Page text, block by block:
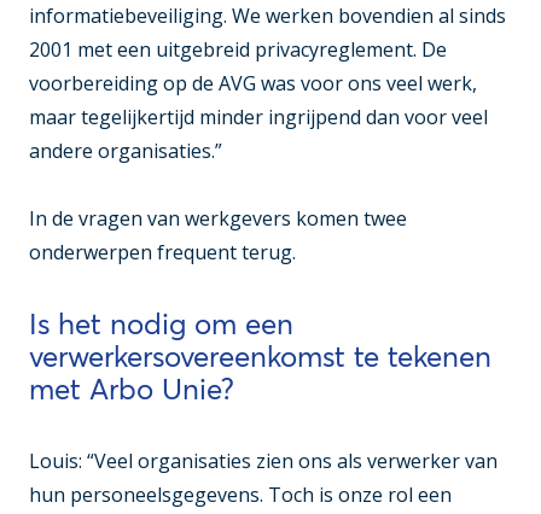
informatiebeveiliging. We werken bovendien al sinds
2001 met een uitgebreid privacyreglement. De
voorbereiding op de AVG was voor ons veel werk,
maar tegelijkertijd minder ingrijpend dan voor veel
andere organisaties.”
In de vragen van werkgevers komen twee
onderwerpen frequent terug.
Is het nodig om een
verwerkersovereenkomst te tekenen
met Arbo Unie?
Louis: “Veel organisaties zien ons als verwerker van
hun personeelsgegevens. Toch is onze rol een